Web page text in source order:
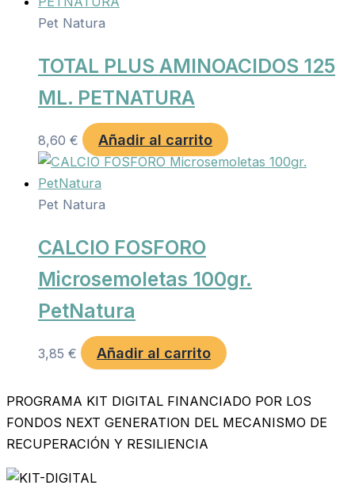
Pet Natura
TOTAL PLUS AMINOACIDOS 125
ML. PETNATURA
8,60 € Añadir al carrito
Pet Natura
CALCIO FOSFORO
Microsemoletas 100gr.
PetNatura
3,85 € Añadir al carrito
PROGRAMA KIT DIGITAL FINANCIADO POR LOS
FONDOS NEXT GENERATION DEL MECANISMO DE
RECUPERACIÓN Y RESILIENCIA